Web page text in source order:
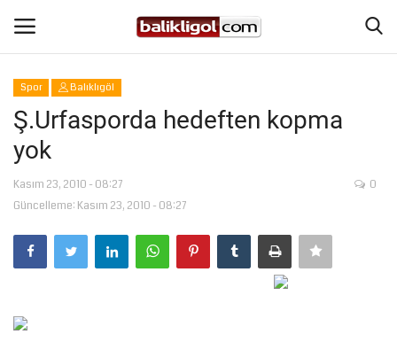
Giriş Yap
Anasayfa
Köşe Yazıları
Magazin
Spor Balıklıgöl
Ş.Urfasporda hedeften kopma
yok
Kasım 23, 2010 - 08:27
Güncelleme: Kasım 23, 2010 - 08:27
0